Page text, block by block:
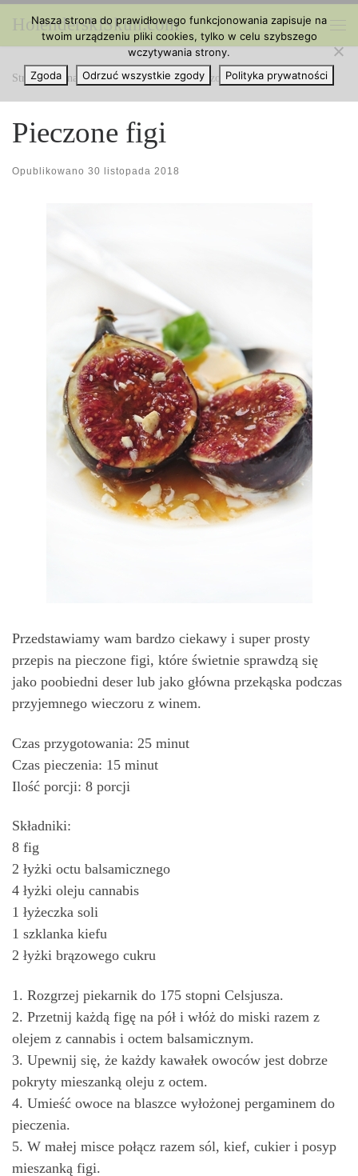
Przejdź do treści
HolenderskiSkun.com
Strona główna » Kuchnia z Cannabis » Pieczone figi
Pieczone figi
Opublikowano 30 listopada 2018
Przedstawiamy wam bardzo ciekawy i super prosty
przepis na pieczone figi, które świetnie sprawdzą się
jako poobiedni deser lub jako główna przekąska podczas
przyjemnego wieczoru z winem.
Czas przygotowania: 25 minut
Czas pieczenia: 15 minut
Ilość porcji: 8 porcji
Składniki:
8 fig
2 łyżki octu balsamicznego
4 łyżki oleju cannabis
1 łyżeczka soli
1 szklanka kiefu
2 łyżki brązowego cukru
1. Rozgrzej piekarnik do 175 stopni Celsjusza.
2. Przetnij każdą figę na pół i włóż do miski razem z
olejem z cannabis i octem balsamicznym.
3. Upewnij się, że każdy kawałek owoców jest dobrze
pokryty mieszanką oleju z octem.
4. Umieść owoce na blaszce wyłożonej pergaminem do
pieczenia.
5. W małej misce połącz razem sól, kief, cukier i posyp
mieszanką figi.
Nasza strona do prawidłowego funkcjonowania zapisuje na
twoim urządzeniu pliki cookies, tylko w celu szybszego
wczytywania strony.
Zgoda
Odrzuć wszystkie zgody Polityka prywatności